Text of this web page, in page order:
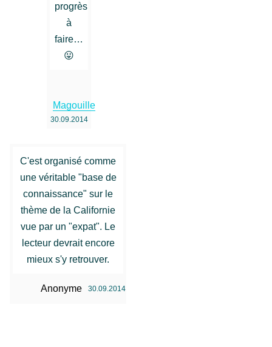
progrès
à
faire…
😛
Magouille
30.09.2014
C'est organisé comme
une véritable "base de
connaissance" sur le
thème de la Californie
vue par un "expat". Le
lecteur devrait encore
mieux s'y retrouver.
Anonyme 30.09.2014